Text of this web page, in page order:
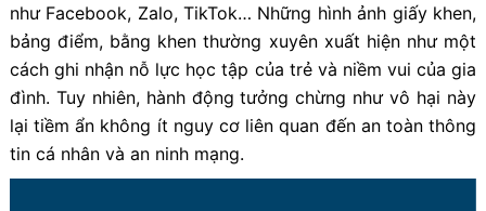
như Facebook, Zalo, TikTok… Những hình ảnh giấy khen,
bảng điểm, bằng khen thường xuyên xuất hiện như một
cách ghi nhận nỗ lực học tập của trẻ và niềm vui của gia
đình. Tuy nhiên, hành động tưởng chừng như vô hại này
lại tiềm ẩn không ít nguy cơ liên quan đến an toàn thông
tin cá nhân và an ninh mạng.